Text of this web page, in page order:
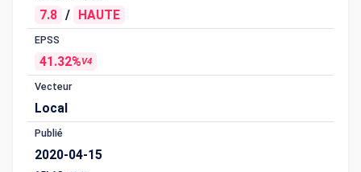
7.8 / HAUTE
EPSS
41.32%V4
Vecteur
Local
Publié
2020-04-15